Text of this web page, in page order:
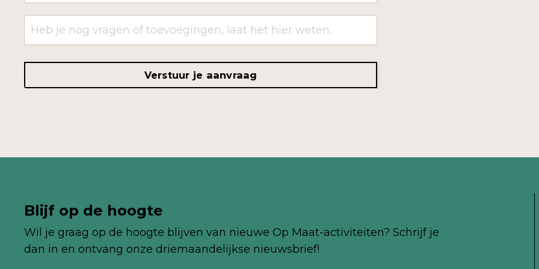
Verstuur je aanvraag
Blijf op de hoogte
Wil je graag op de hoogte blijven van nieuwe Op Maat-activiteiten? Schrijf je
dan in en ontvang onze driemaandelijkse nieuwsbrief!